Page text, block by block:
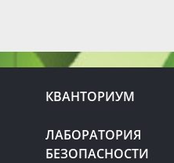
КВАНТОРИУМ
ЛАБОРАТОРИЯ
БЕЗОПАСНОСТИ